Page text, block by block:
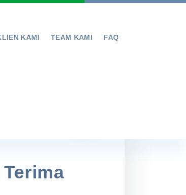
KAMI TEAM KAMI FAQ